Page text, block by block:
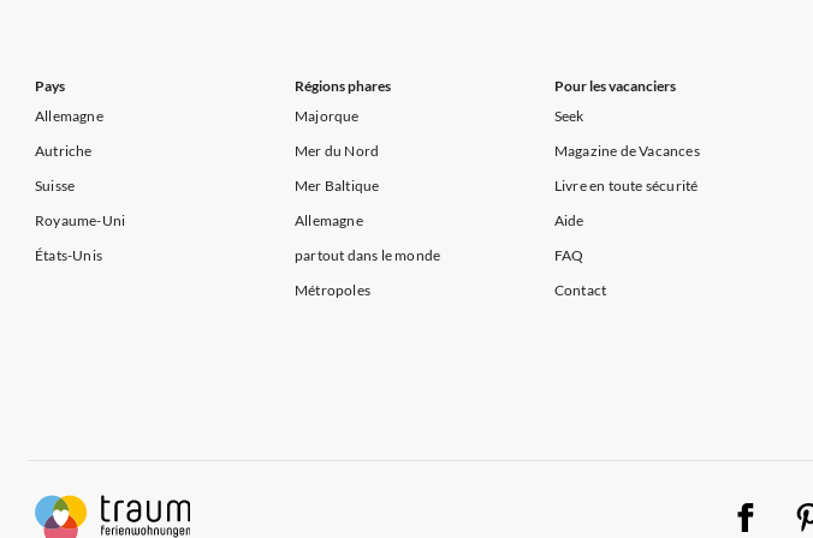
Pays
Allemagne
Autriche
Suisse
Royaume-Uni
États-Unis
Régions phares
Majorque
Mer du Nord
Mer Baltique
Allemagne
partout dans le monde
Métropoles
Pour les vacanciers
Seek
Magazine de Vacances
Livre en toute sécurité
Aide
FAQ
Contact